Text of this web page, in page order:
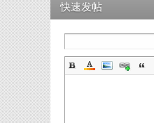
快速发帖